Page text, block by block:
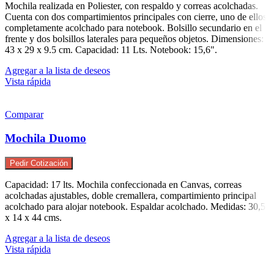
Mochila realizada en Poliester, con respaldo y correas acolchadas.
Cuenta con dos compartimientos principales con cierre, uno de ellos
completamente acolchado para notebook. Bolsillo secundario en el
frente y dos bolsillos laterales para pequeños objetos. Dimensiones:
43 x 29 x 9.5 cm. Capacidad: 11 Lts. Notebook: 15,6".
Agregar a la lista de deseos
Vista rápida
Comparar
Mochila Duomo
Pedir Cotización
Capacidad: 17 lts. Mochila confeccionada en Canvas, correas
acolchadas ajustables, doble cremallera, compartimiento principal
acolchado para alojar notebook. Espaldar acolchado. Medidas: 30,5
x 14 x 44 cms.
Agregar a la lista de deseos
Vista rápida